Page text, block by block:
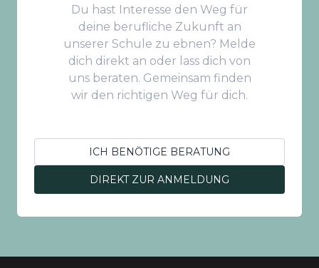
Du hast Interesse den Weg für
deine berufliche Zukunft an
unserer Schule zu ebnen? Melde
dich direkt an oder lass dich von
uns beraten. Gemeinsam finden
wir den richtigen Weg für dich.
ICH BENÖTIGE BERATUNG
DIREKT ZUR ANMELDUNG